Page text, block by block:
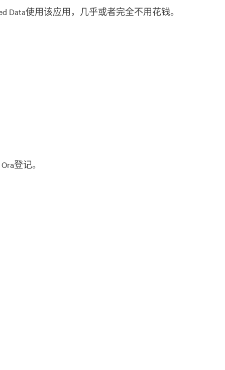
Data使用该应用，几乎或者完全不用花钱。
登记。